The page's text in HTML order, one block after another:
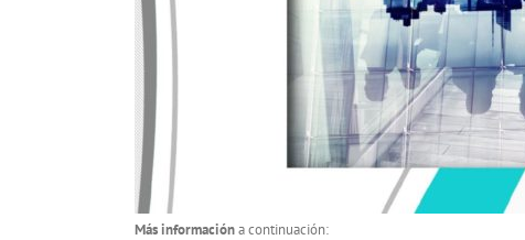
Más informacióna continuación: